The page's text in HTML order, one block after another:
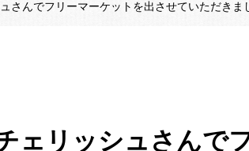
んでフリーマーケットを出させていただきま
ェリッシュさんで